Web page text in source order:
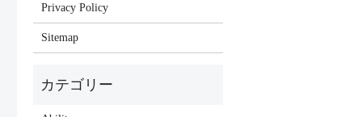
Privacy Policy
Sitemap